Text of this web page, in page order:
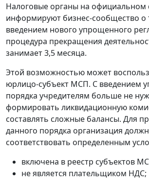
Налоговые органы на официальном
информируют бизнес-сообщество о
введением нового упрощенного
процедура прекращения
занимает 3,5 месяца.
Этой возможностью может
юрлицо-субъект МСП. С введением
порядка учредителям больше не
формировать ликвидационную
составлять сложные балансы. Для
данного порядка организация
соответствовать определенным
включена в реестр субъектов
не является плательщиком НДС;